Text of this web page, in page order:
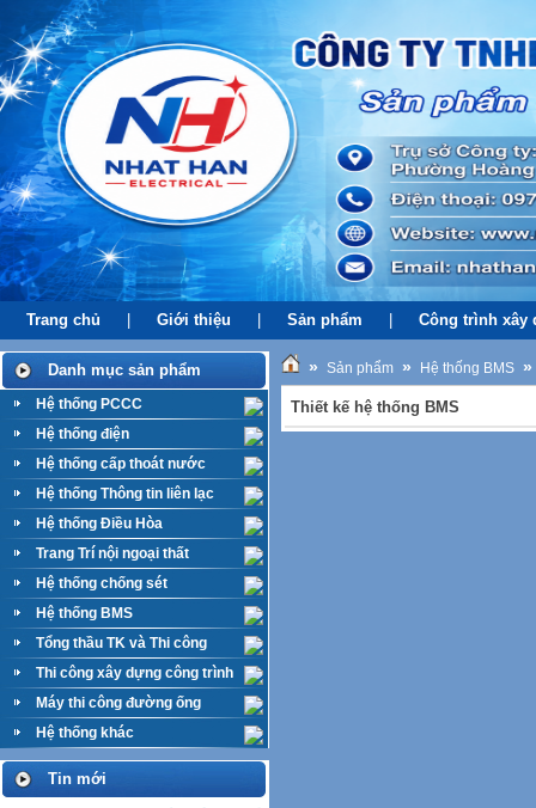
Trang chủ Giới thiệu Sản phẩm Công trình xây
Danh mục sản phẩm
Hệ thống PCCC
Hệ thống điện
Hệ thống cấp thoát nước
Hệ thống Thông tin liên lạc
Hệ thống Điều Hòa
Trang Trí nội ngoại thất
Hệ thống chống sét
Hệ thống BMS
Tổng thầu TK và Thi công
M&E
Thi công xây dựng công trình
Máy thi công đường ống
Hệ thống khác
Tin mới
» Sản phẩm » Hệ thống BMS »
Thiết kế hệ thống BMS